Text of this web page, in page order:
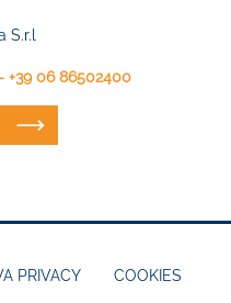
S.r.l
- +39 06 86502400
PRIVACY COOKIES